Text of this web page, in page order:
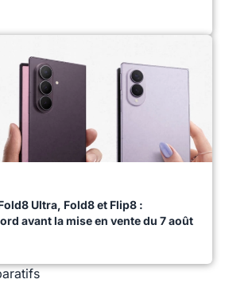
Ultra, Fold8 et Flip8 :
avant la mise en vente du 7 août